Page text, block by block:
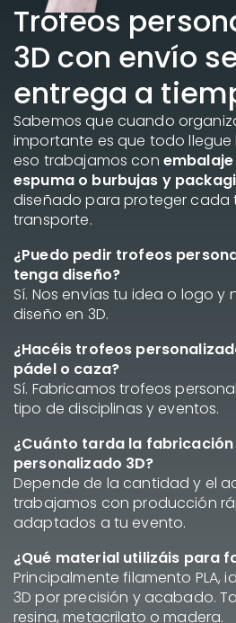
Trofeos
3D con envío
entrega a
Sabemos que cuando
importante es que todo llegue
eso trabajamos con
espuma o burbujas y
diseñado para proteger cada
transporte.
¿Puedo pedir trofeos
tenga diseño?
Sí. Nos envías tu idea o logo y
diseño en 3D.
¿Hacéis trofeos
pádel o caza?
Sí. Fabricamos trofeos
tipo de disciplinas y eventos.
¿Cuánto tarda la
personalizado 3D?
Depende de la cantidad y el
trabajamos con producción
adaptados a tu evento.
¿Qué material utilizáis para
Principalmente filamento PLA,
3D por precisión y acabado.
resina, metacrilato o madera.